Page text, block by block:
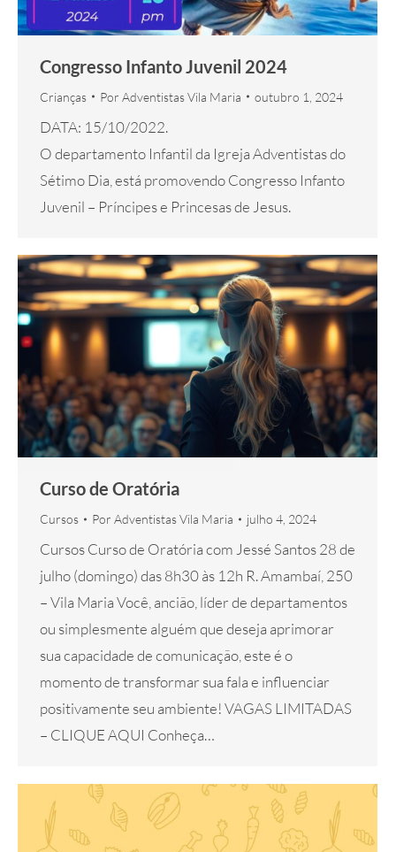
Congresso Infanto Juvenil 2024
Crianças Por Adventistas Vila Maria outubro 1, 2024
DATA: 15/10/2022.
O departamento Infantil da Igreja Adventistas do
Sétimo Dia, está promovendo Congresso Infanto
Juvenil – Príncipes e Princesas de Jesus.
Curso de Oratória
Cursos Por Adventistas Vila Maria julho 4, 2024
Cursos Curso de Oratória com Jessé Santos 28 de
julho (domingo) das 8h30 às 12h R. Amambaí, 250
– Vila Maria Você, ancião, líder de departamentos
ou simplesmente alguém que deseja aprimorar
sua capacidade de comunicação, este é o
momento de transformar sua fala e influenciar
positivamente seu ambiente! VAGAS LIMITADAS
– CLIQUE AQUI Conheça…